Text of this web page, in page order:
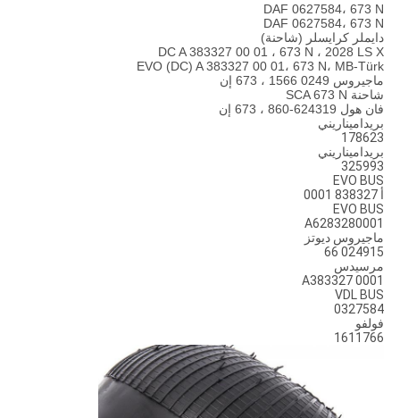
DAF 0627584، 673 N
DAF 0627584، 673 N
دايملر كرايسلر (شاحنة)
DC A 383327 00 01 ، 673 N ، 2028 LS X
EVO (DC) A 383327 00 01، 673 N، MB-Türk
ماجيروس 0249 1566 ، 673 إن
شاحنة SCA 673 N
فان هول 624319-860 ، 673 إن
بريداميناريني
178623
بريداميناريني
325993
EVO BUS
أ 838327 0001
EVO BUS
A6283280001
ماجيروس ديوتز
024915 66
مرسيدس
A383327 0001
VDL BUS
0327584
فولفو
1611766